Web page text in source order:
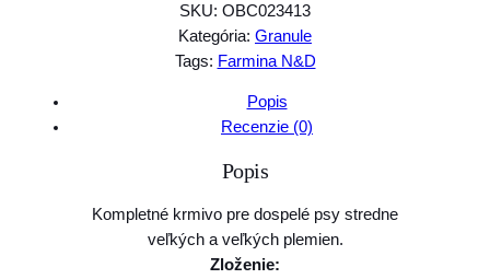
r
SKU: OBC023413
Kategória: Granule
Tags: Farmina N&D
Popis
Recenzie (0)
Popis
Kompletné krmivo pre dospelé psy stredne
veľkých a veľkých plemien.
Zloženie: